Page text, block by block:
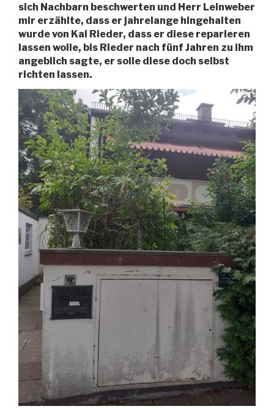
sich Nachbarn beschwerten und Herr Leinweber
mir erzählte, dass er jahrelange hingehalten
wurde von Kal Rieder, dass er diese reparieren
lassen wolle, bis Rieder nach fünf Jahren zu ihm
angeblich sagte, er solle diese doch selbst
richten lassen.